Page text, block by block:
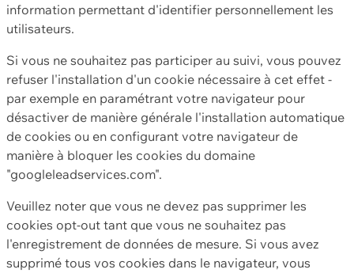
information permettant d'identifier personnellement les
utilisateurs.
Si vous ne souhaitez pas participer au suivi, vous pouvez
refuser l'installation d'un cookie nécessaire à cet effet -
par exemple en paramétrant votre navigateur pour
désactiver de manière générale l'installation automatique
de cookies ou en configurant votre navigateur de
manière à bloquer les cookies du domaine
"googleleadservices.com".
Veuillez noter que vous ne devez pas supprimer les
cookies opt-out tant que vous ne souhaitez pas
l'enregistrement de données de mesure. Si vous avez
supprimé tous vos cookies dans le navigateur, vous